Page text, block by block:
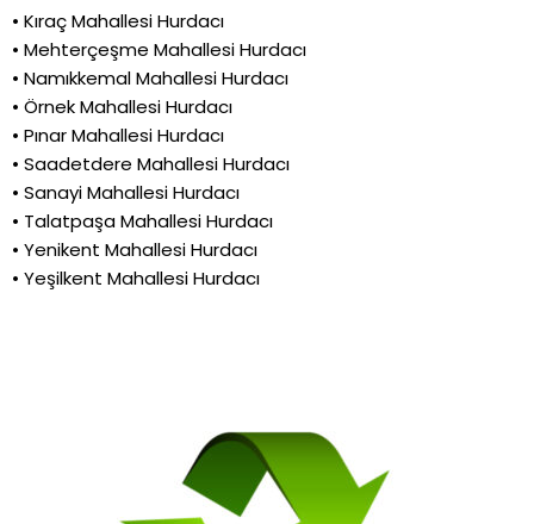
• Kıraç Mahallesi Hurdacı
• Mehterçeşme Mahallesi Hurdacı
• Namıkkemal Mahallesi Hurdacı
• Örnek Mahallesi Hurdacı
• Pınar Mahallesi Hurdacı
• Saadetdere Mahallesi Hurdacı
• Sanayi Mahallesi Hurdacı
• Talatpaşa Mahallesi Hurdacı
• Yenikent Mahallesi Hurdacı
• Yeşilkent Mahallesi Hurdacı